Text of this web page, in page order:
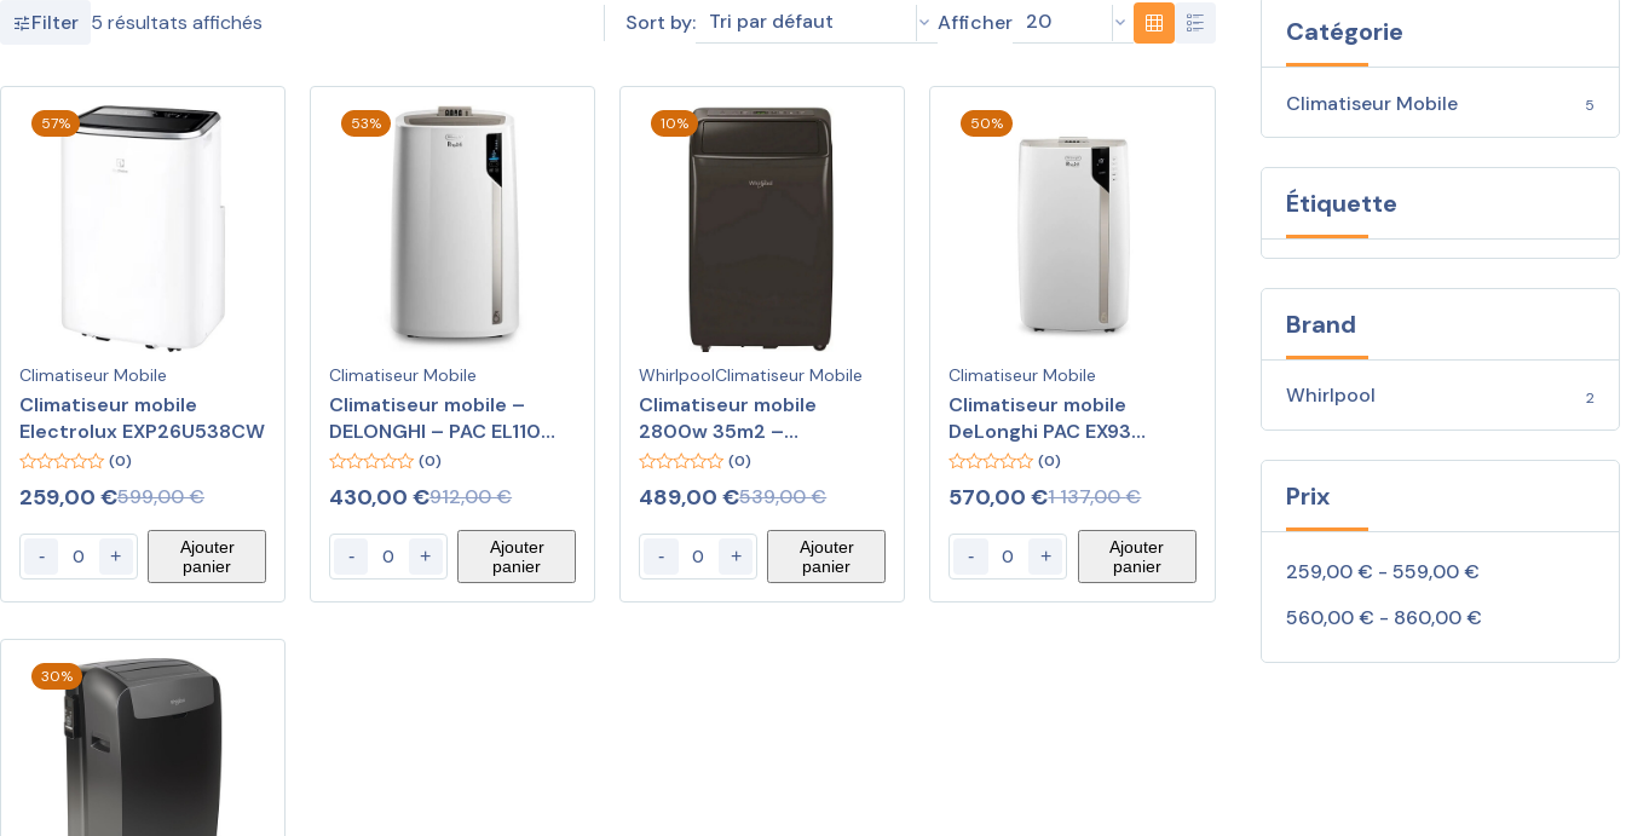
Filter 5 résultats affichés Sort by: Tri par défaut Afficher 20
57%
Climatiseur Mobile
Climatiseur mobile
Electrolux EXP26U538CW
out
5
(0)
599,00€
259,00 €
- +
Ajouter
panier
53%
Climatiseur Mobile
Climatiseur mobile –
DELONGHI – PAC EL110
WIFI – 2900 W
out
5
(0)
912,00€
430,00€
- +
Ajouter
panier
10%
WhirlpoolClimatiseur Mobile
Climatiseur mobile
2800w 35m2 –
PACF29COB –
WHIRLPOOL
out
5
(0)
539,00€
489,00€
- +
Ajouter
panier
50%
Climatiseur Mobile
Climatiseur mobile
DeLonghi PAC EX93
Extreme
out
5
(0)
1 137,00€
570,00€
- +
Ajouter
panier
30%
Catégorie
Climatiseur Mobile 5
Étiquette
Brand
Whirlpool 2
Prix
259,00 € - 559,00 €
560,00 € - 860,00 €